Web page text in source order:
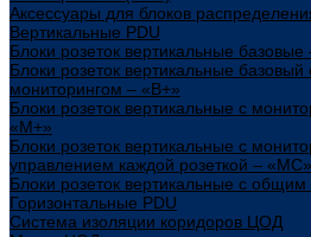
Аксессуары для блоков
Вертикальные PDU
Блоки розеток вертикальные базовые
Блоки розеток вертикальные
мониторингом – «В+»
Блоки розеток вертикальные с
«М+»
Блоки розеток вертикальные с
управлением каждой розеткой – «МС»
Блоки розеток вертикальные с
Горизонтальные PDU
Система изоляции коридоров ЦОД